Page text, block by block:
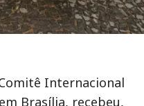
Internacional
Brasília, recebeu,